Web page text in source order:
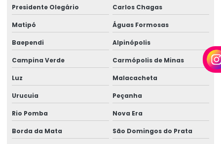
Perícia médica trabalhista para empresas
Perícia de periculosidade
Perícia técnica especializada
Perícia técnica insalubridade
Perícia técnica de insalubridade e periculosidade
Perícia trabalhista empresarial
Perícia trabalhista insalubridade
Perícia trabalhista periculosidade
Presidente Olegário Carlos Chagas
Matipó Águas Formosas
Baependi Alpinópolis
Campina Verde Carmópolis de Minas
Luz Malacacheta
Urucuia Peçanha
Rio Pomba Nova Era
Borda da Mata São Domingos do Prata